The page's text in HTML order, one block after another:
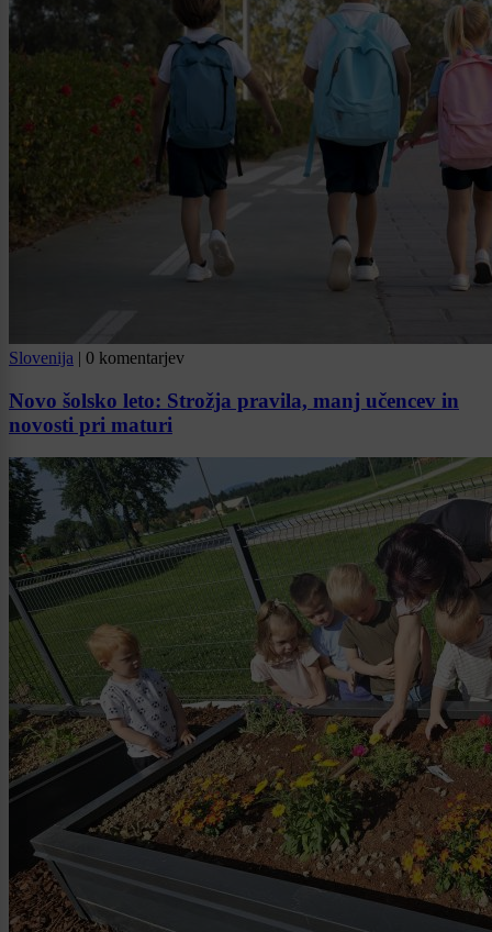
Slovenija | 0 komentarjev
Novo šolsko leto: Strožja pravila, manj učencev in
novosti pri maturi